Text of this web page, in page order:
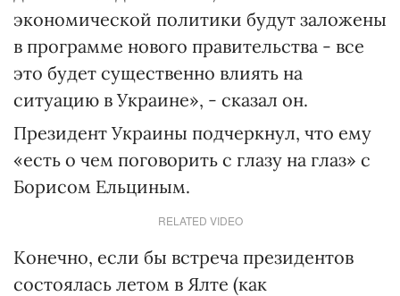
экономической политики будут заложены
в программе нового правительства - все
это будет существенно влиять на
ситуацию в Украине», - сказал он.
Президент Украины подчеркнул, что ему
«есть о чем поговорить с глазу на глаз» с
Борисом Ельциным.
RELATED VIDEO
Конечно, если бы встреча президентов
состоялась летом в Ялте (как